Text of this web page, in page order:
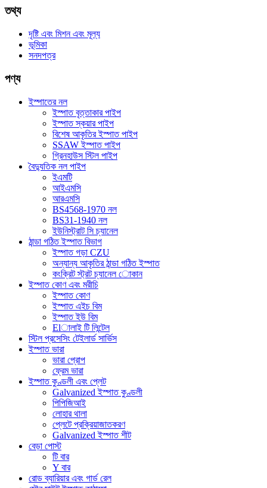
তথ্য
দৃষ্টি এবং মিশন এবং মূল্য
ভূমিকা
সনদপত্র
পণ্য
ইস্পাতের নল
ইস্পাত বৃত্তাকার পাইপ
ইস্পাত স্কয়ার পাইপ
বিশেষ আকৃতির ইস্পাত পাইপ
SSAW ইস্পাত পাইপ
গ্রিনহাউস স্টিল পাইপ
বৈদ্যুতিক নল পাইপ
ইএমটি
আইএমসি
আরএমসি
BS4568-1970 নল
BS31-1940 নল
ইউনিস্ট্রাট সি চ্যানেল
ঠান্ডা গঠিত ইস্পাত বিভাগ
ইস্পাত গড়া CZU
অন্যান্য আকৃতির ঠান্ডা গঠিত ইস্পাত
কংক্রিট স্ট্রট চ্যানেল োকান
ইস্পাত কোণ এবং মরীচি
ইস্পাত কোণ
ইস্পাত এইচ বিম
ইস্পাত ইউ বিম
Elালাই টি লিন্টেল
স্টিল প্রসেসিং টেইলার্ড সার্ভিস
ইস্পাত ভারা
ভারা প্রোপ
ফ্রেম ভারা
ইস্পাত কুণ্ডলী এবং প্লেট
Galvanized ইস্পাত কুণ্ডলী
পিপিজিআই
লোহার থালা
প্লেটে প্রক্রিয়াজাতকরণ
Galvanized ইস্পাত শীট
বেড়া পোস্ট
টি বার
Y বার
রোড ব্যারিয়ার এবং গার্ড রেল